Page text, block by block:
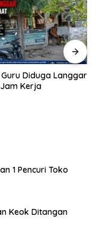
Diduga Langgar
Kerja
1 Pencuri Toko
Keok Ditangan